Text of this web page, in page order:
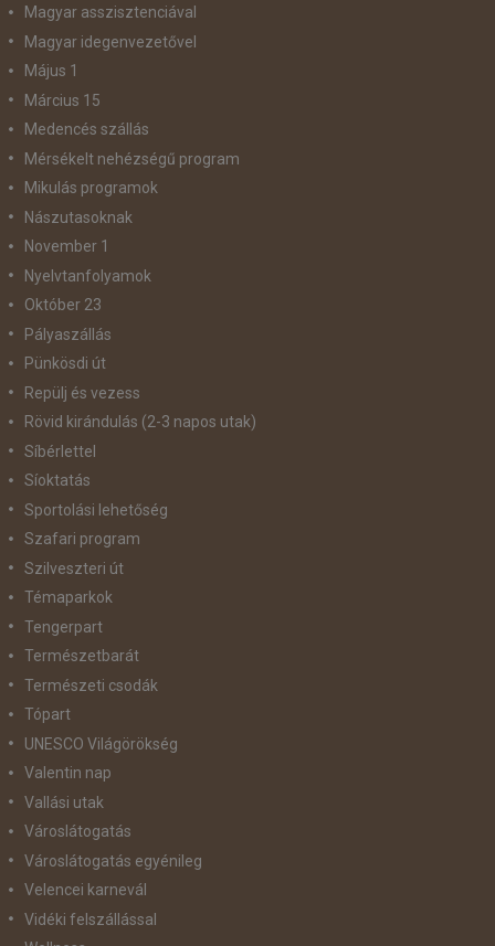
Magyar asszisztenciával
Magyar idegenvezetővel
Május 1
Március 15
Medencés szállás
Mérsékelt nehézségű program
Mikulás programok
Nászutasoknak
November 1
Nyelvtanfolyamok
Október 23
Pályaszállás
Pünkösdi út
Repülj és vezess
Rövid kirándulás (2-3 napos utak)
Síbérlettel
Síoktatás
Sportolási lehetőség
Szafari program
Szilveszteri út
Témaparkok
Tengerpart
Természetbarát
Természeti csodák
Tópart
UNESCO Világörökség
Valentin nap
Vallási utak
Városlátogatás
Városlátogatás egyénileg
Velencei karnevál
Vidéki felszállással